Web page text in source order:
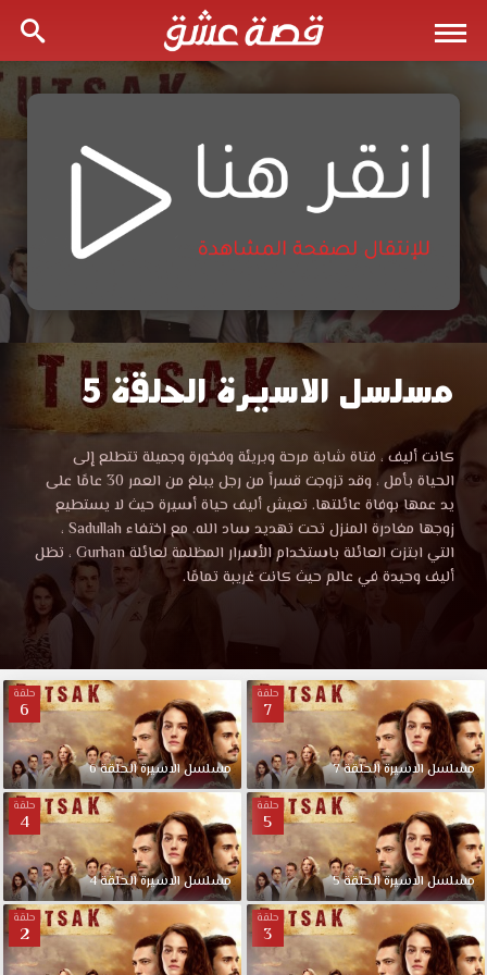
مشاهدة
مسلسل
الاسيرة
الحلقة
مترجمة
قصة
عشق
مسلسل الاسيرة الحلقة 5
مسلسل
الاسيرة
الحلقة
5
مترجمة
قصة
مباشرة
بجودة
عالية
علي
موقعنا
المفضل
لديكم
مسلسل
الاسيرة
الحلقة
5
كاملة
HD
كانت أليف ، فتاة شابة مرحة وبريئة وفخورة وجميلة تتطلع إلى
الحياة بأمل ، وقد تزوجت قسراً من رجل يبلغ من العمر 30 عامًا على
يد عمها بوفاة عائلتها. تعيش أليف حياة أسيرة حيث لا يستطيع
زوجها مغادرة المنزل تحت تهديد ساد الله. مع اختفاء Sadullah ،
التي ابتزت العائلة باستخدام الأسرار المظلمة لعائلة Gurhan ، تظل
أليف وحيدة في عالم حيث كانت غريبة تمامًا.
حلقة
7
مسلسلالاسيرةالحلقة7
حلقة
6
مسلسلالاسيرةالحلقة6
حلقة
5
مسلسلالاسيرةالحلقة5
حلقة
4
مسلسلالاسيرةالحلقة4
حلقة
3
حلقة
2